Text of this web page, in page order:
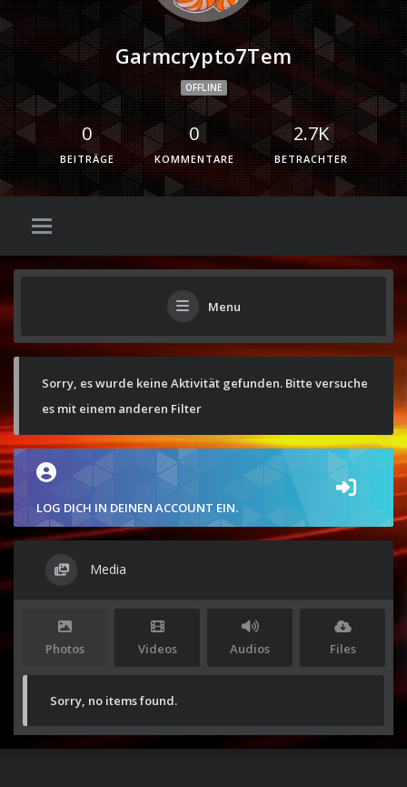
Garmcrypto7Tem
OFFLINE
0
BEITRÄGE
0
KOMMENTARE
2.7K
BETRACHTER
Menu
Sorry, es wurde keine Aktivität gefunden. Bitte versuche
es mit einem anderen Filter
LOG DICH IN DEINEN ACCOUNT EIN.
Media
Photos Videos Audios Files
Sorry, no items found.